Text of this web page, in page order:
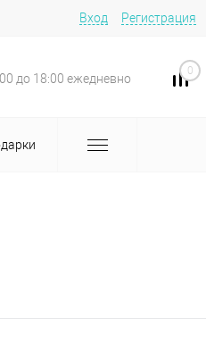
Вход Регистрация
до 18:00 ежедневно
0